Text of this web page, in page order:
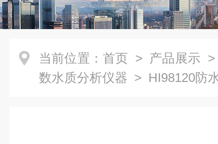
当前位置： 首页 > 产品展示
数水质分析仪器 > HI98120防